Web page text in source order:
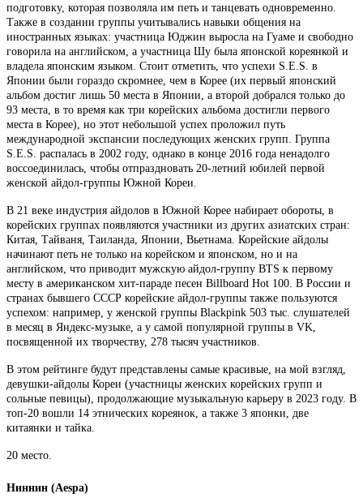
подготовку, которая позволяла им петь и танцевать одновременно.
Также в создании группы учитывались навыки общения на
иностранных языках: участница Юджин выросла на Гуаме и свободно
говорила на английском, а участница Шу была японской кореянкой и
владела японским языком. Стоит отметить, что успехи S.E.S. в
Японии были гораздо скромнее, чем в Корее (их первый японский
альбом достиг лишь 50 места в Японии, а второй добрался только до
93 места, в то время как три корейских альбома достигли первого
места в Корее), но этот небольшой успех проложил путь
международной экспансии последующих женских групп. Группа
S.E.S. распалась в 2002 году, однако в конце 2016 года ненадолго
воссоединилась, чтобы отпраздновать 20-летний юбилей первой
женской айдол-группы Южной Кореи.
В 21 веке индустрия айдолов в Южной Корее набирает обороты, в
корейских группах появляются участники из других азиатских стран:
Китая, Тайваня, Таиланда, Японии, Вьетнама. Корейские айдолы
начинают петь не только на корейском и японском, но и на
английском, что приводит мужскую айдол-группу BTS к первому
месту в американском хит-параде песен Billboard Hot 100. В России и
странах бывшего СССР корейские айдол-группы также пользуются
успехом: например, у женской группы Blackpink 503 тыс. слушателей
в месяц в Яндекс-музыке, а у самой популярной группы в VK,
посвященной их творчеству, 278 тысяч участников.
В этом рейтинге будут представлены самые красивые, на мой взгляд,
девушки-айдолы Кореи (участницы женских корейских групп и
сольные певицы), продолжающие музыкальную карьеру в 2023 году. В
топ-20 вошли 14 этнических кореянок, а также 3 японки, две
китаянки и тайка.
20 место.
Ниннин (Aespa)